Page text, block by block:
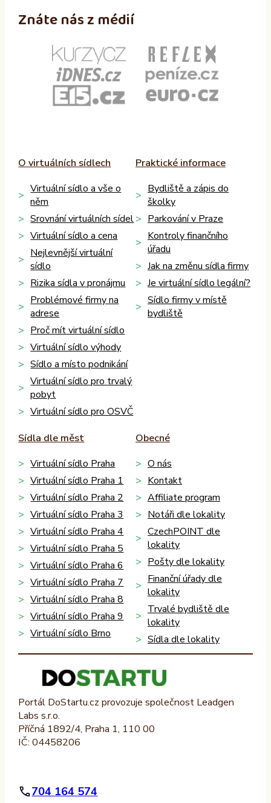
Znáte nás z médií
O virtuálních sídlech
Virtuální sídlo a vše o
něm
Srovnání virtuálních sídel
Virtuální sídlo a cena
Nejlevnější virtuální
sídlo
Rizika sídla v pronájmu
Problémové firmy na
adrese
Proč mít virtuální sídlo
Virtuální sídlo výhody
Sídlo a místo podnikání
Virtuální sídlo pro trvalý
pobyt
Virtuální sídlo pro OSVČ
Praktické informace
Bydliště a zápis do
školky
Parkování v Praze
Kontroly finančního
úřadu
Jak na změnu sídla firmy
Je virtuální sídlo legální?
Sídlo firmy v místě
bydliště
Sídla dle měst
Virtuální sídlo Praha
Virtuální sídlo Praha 1
Virtuální sídlo Praha 2
Virtuální sídlo Praha 3
Virtuální sídlo Praha 4
Virtuální sídlo Praha 5
Virtuální sídlo Praha 6
Virtuální sídlo Praha 7
Virtuální sídlo Praha 8
Virtuální sídlo Praha 9
Virtuální sídlo Brno
Obecné
O nás
Kontakt
Affiliate program
Notáři dle lokality
CzechPOINT dle
lokality
Pošty dle lokality
Finanční úřady dle
lokality
Trvalé bydliště dle
lokality
Sídla dle lokality
Portál DoStartu.cz provozuje společnost Leadgen
Labs s.r.o.
Příčná 1892/4, Praha 1, 110 00
IČ: 04458206
704 164 574